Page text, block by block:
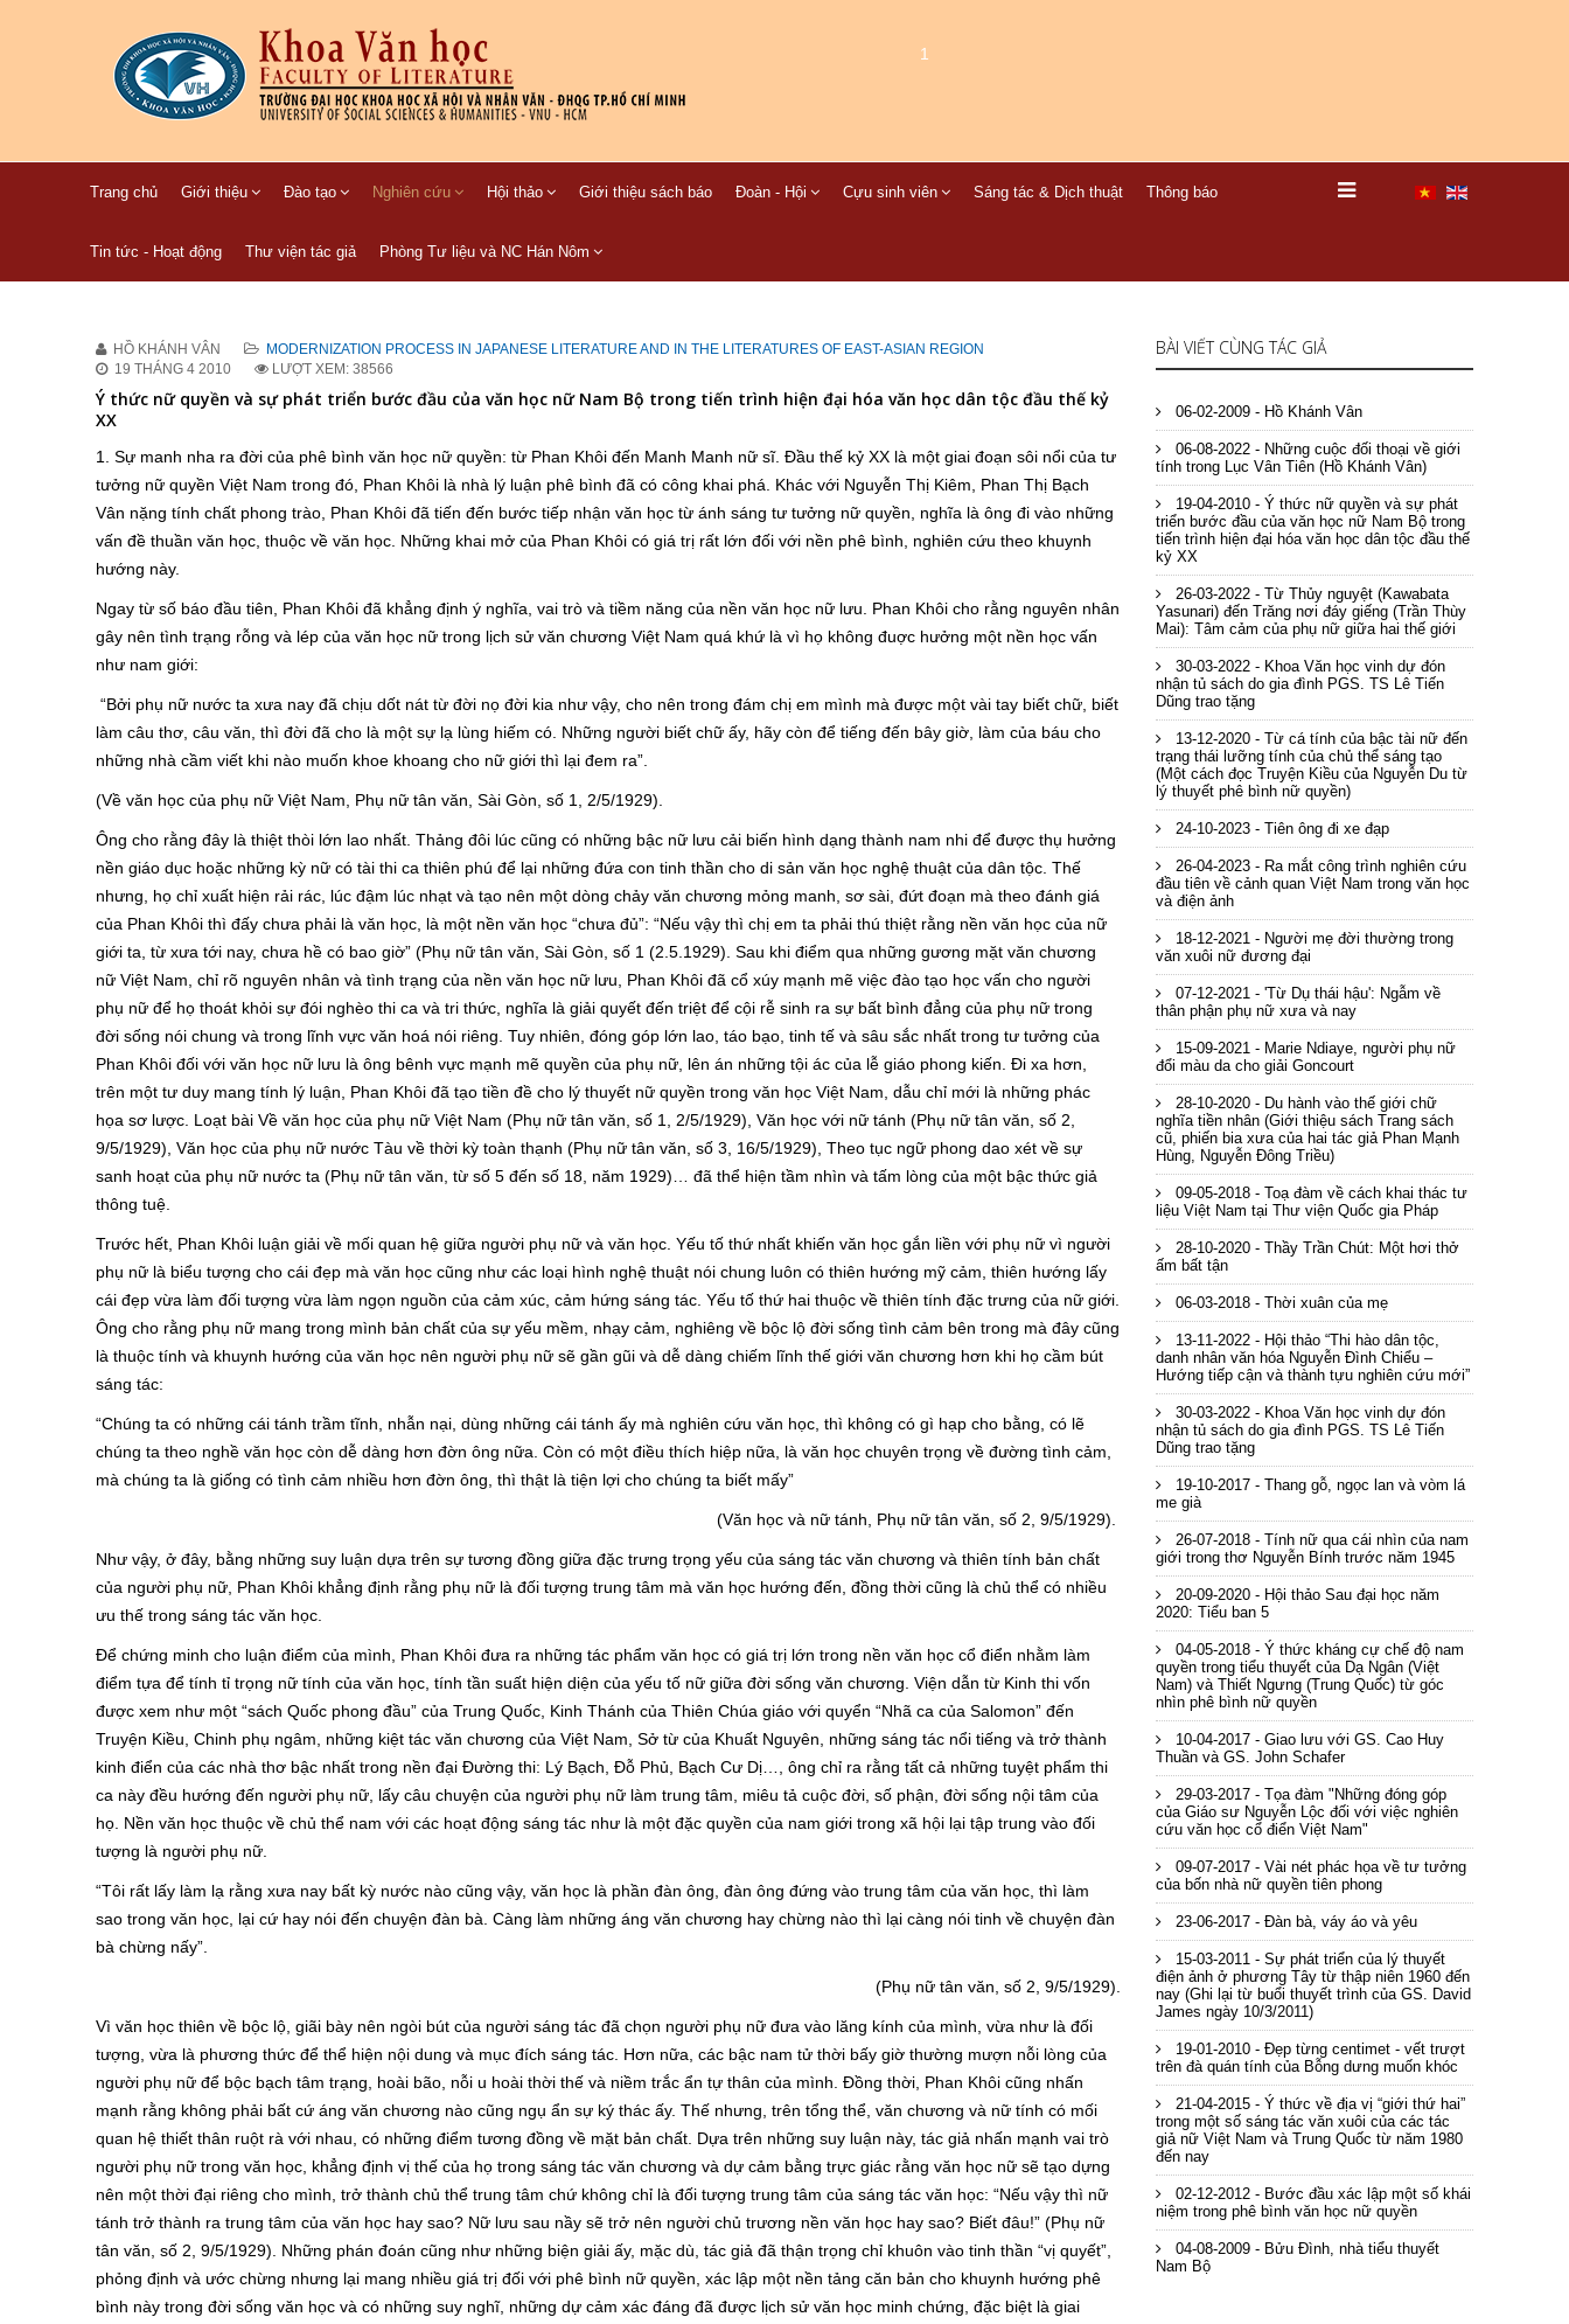
1
Trang chủ Giới thiệu Đào tạo Nghiên cứu Hội thảo Giới thiệu sách báo Đoàn - Hội Cựu sinh viên Sáng tác & Dịch thuật Thông báo
Tin tức - Hoạt động Thư viện tác giả Phòng Tư liệu và NC Hán Nôm
HỒ KHÁNH VÂN
MODERNIZATION PROCESS IN JAPANESE LITERATURE AND IN THE LITERATURES OF EAST-ASIAN REGION
19 THÁNG 4 2010
LƯỢT XEM: 38566
Ý thức nữ quyền và sự phát triển bước đầu của văn học nữ Nam Bộ trong tiến trình hiện đại hóa văn học dân tộc đầu thế kỷ
XX
1. Sự manh nha ra đời của phê bình văn học nữ quyền: từ Phan Khôi đến Manh Manh nữ sĩ. Đầu thế kỷ XX là một giai đoạn sôi nổi của tư
tưởng nữ quyền Việt Nam trong đó, Phan Khôi là nhà lý luận phê bình đã có công khai phá. Khác với Nguyễn Thị Kiêm, Phan Thị Bạch
Vân nặng tính chất phong trào, Phan Khôi đã tiến đến bước tiếp nhận văn học từ ánh sáng tư tưởng nữ quyền, nghĩa là ông đi vào những
vấn đề thuần văn học, thuộc về văn học. Những khai mở của Phan Khôi có giá trị rất lớn đối với nền phê bình, nghiên cứu theo khuynh
hướng này.
Ngay từ số báo đầu tiên, Phan Khôi đã khẳng định ý nghĩa, vai trò và tiềm năng của nền văn học nữ lưu. Phan Khôi cho rằng nguyên nhân
gây nên tình trạng rỗng và lép của văn học nữ trong lịch sử văn chương Việt Nam quá khứ là vì họ không đuợc hưởng một nền học vấn
như nam giới:
“Bởi phụ nữ nước ta xưa nay đã chịu dốt nát từ đời nọ đời kia như vậy, cho nên trong đám chị em mình mà được một vài tay biết chữ, biết
làm câu thơ, câu văn, thì đời đã cho là một sự lạ lùng hiếm có. Những người biết chữ ấy, hãy còn để tiếng đến bây giờ, làm của báu cho
những nhà cầm viết khi nào muốn khoe khoang cho nữ giới thì lại đem ra”.
(Về văn học của phụ nữ Việt Nam, Phụ nữ tân văn, Sài Gòn, số 1, 2/5/1929).
Ông cho rằng đây là thiệt thòi lớn lao nhất. Thảng đôi lúc cũng có những bậc nữ lưu cải biến hình dạng thành nam nhi để được thụ hưởng
nền giáo dục hoặc những kỳ nữ có tài thi ca thiên phú để lại những đứa con tinh thần cho di sản văn học nghệ thuật của dân tộc. Thế
nhưng, họ chỉ xuất hiện rải rác, lúc đậm lúc nhạt và tạo nên một dòng chảy văn chương mỏng manh, sơ sài, đứt đoạn mà theo đánh giá
của Phan Khôi thì đấy chưa phải là văn học, là một nền văn học “chưa đủ”: “Nếu vậy thì chị em ta phải thú thiệt rằng nền văn học của nữ
giới ta, từ xưa tới nay, chưa hề có bao giờ” (Phụ nữ tân văn, Sài Gòn, số 1 (2.5.1929). Sau khi điểm qua những gương mặt văn chương
nữ Việt Nam, chỉ rõ nguyên nhân và tình trạng của nền văn học nữ lưu, Phan Khôi đã cổ xúy mạnh mẽ việc đào tạo học vấn cho người
phụ nữ để họ thoát khỏi sự đói nghèo thi ca và tri thức, nghĩa là giải quyết đến triệt để cội rễ sinh ra sự bất bình đẳng của phụ nữ trong
đời sống nói chung và trong lĩnh vực văn hoá nói riêng. Tuy nhiên, đóng góp lớn lao, táo bạo, tinh tế và sâu sắc nhất trong tư tưởng của
Phan Khôi đối với văn học nữ lưu là ông bênh vực mạnh mẽ quyền của phụ nữ, lên án những tội ác của lễ giáo phong kiến. Đi xa hơn,
trên một tư duy mang tính lý luận, Phan Khôi đã tạo tiền đề cho lý thuyết nữ quyền trong văn học Việt Nam, dẫu chỉ mới là những phác
họa sơ lược. Loạt bài Về văn học của phụ nữ Việt Nam (Phụ nữ tân văn, số 1, 2/5/1929), Văn học với nữ tánh (Phụ nữ tân văn, số 2,
9/5/1929), Văn học của phụ nữ nước Tàu về thời kỳ toàn thạnh (Phụ nữ tân văn, số 3, 16/5/1929), Theo tục ngữ phong dao xét về sự
sanh hoạt của phụ nữ nước ta (Phụ nữ tân văn, từ số 5 đến số 18, năm 1929)… đã thể hiện tầm nhìn và tấm lòng của một bậc thức giả
thông tuệ.
Trước hết, Phan Khôi luận giải về mối quan hệ giữa người phụ nữ và văn học. Yếu tố thứ nhất khiến văn học gắn liền với phụ nữ vì người
phụ nữ là biểu tượng cho cái đẹp mà văn học cũng như các loại hình nghệ thuật nói chung luôn có thiên hướng mỹ cảm, thiên hướng lấy
cái đẹp vừa làm đối tượng vừa làm ngọn nguồn của cảm xúc, cảm hứng sáng tác. Yếu tố thứ hai thuộc về thiên tính đặc trưng của nữ giới.
Ông cho rằng phụ nữ mang trong mình bản chất của sự yếu mềm, nhạy cảm, nghiêng về bộc lộ đời sống tình cảm bên trong mà đây cũng
là thuộc tính và khuynh hướng của văn học nên người phụ nữ sẽ gần gũi và dễ dàng chiếm lĩnh thế giới văn chương hơn khi họ cầm bút
sáng tác:
“Chúng ta có những cái tánh trầm tĩnh, nhẫn nại, dùng những cái tánh ấy mà nghiên cứu văn học, thì không có gì hạp cho bằng, có lẽ
chúng ta theo nghề văn học còn dễ dàng hơn đờn ông nữa. Còn có một điều thích hiệp nữa, là văn học chuyên trọng về đường tình cảm,
mà chúng ta là giống có tình cảm nhiều hơn đờn ông, thì thật là tiện lợi cho chúng ta biết mấy”
(Văn học và nữ tánh, Phụ nữ tân văn, số 2, 9/5/1929).
Như vậy, ở đây, bằng những suy luận dựa trên sự tương đồng giữa đặc trưng trọng yếu của sáng tác văn chương và thiên tính bản chất
của người phụ nữ, Phan Khôi khẳng định rằng phụ nữ là đối tượng trung tâm mà văn học hướng đến, đồng thời cũng là chủ thể có nhiều
ưu thế trong sáng tác văn học.
Để chứng minh cho luận điểm của mình, Phan Khôi đưa ra những tác phẩm văn học có giá trị lớn trong nền văn học cổ điển nhằm làm
điểm tựa để tính tỉ trọng nữ tính của văn học, tính tần suất hiện diện của yếu tố nữ giữa đời sống văn chương. Viện dẫn từ Kinh thi vốn
được xem như một “sách Quốc phong đầu” của Trung Quốc, Kinh Thánh của Thiên Chúa giáo với quyển “Nhã ca của Salomon” đến
Truyện Kiều, Chinh phụ ngâm, những kiệt tác văn chương của Việt Nam, Sở từ của Khuất Nguyên, những sáng tác nổi tiếng và trở thành
kinh điển của các nhà thơ bậc nhất trong nền đại Đường thi: Lý Bạch, Đỗ Phủ, Bạch Cư Dị…, ông chỉ ra rằng tất cả những tuyệt phẩm thi
ca này đều hướng đến người phụ nữ, lấy câu chuyện của người phụ nữ làm trung tâm, miêu tả cuộc đời, số phận, đời sống nội tâm của
họ. Nền văn học thuộc về chủ thể nam với các hoạt động sáng tác như là một đặc quyền của nam giới trong xã hội lại tập trung vào đối
tượng là người phụ nữ.
“Tôi rất lấy làm lạ rằng xưa nay bất kỳ nước nào cũng vậy, văn học là phần đàn ông, đàn ông đứng vào trung tâm của văn học, thì làm
sao trong văn học, lại cứ hay nói đến chuyện đàn bà. Càng làm những áng văn chương hay chừng nào thì lại càng nói tinh về chuyện đàn
bà chừng nấy”.
(Phụ nữ tân văn, số 2, 9/5/1929).
Vì văn học thiên về bộc lộ, giãi bày nên ngòi bút của người sáng tác đã chọn người phụ nữ đưa vào lăng kính của mình, vừa như là đối
tượng, vừa là phương thức để thể hiện nội dung và mục đích sáng tác. Hơn nữa, các bậc nam tử thời bấy giờ thường mượn nỗi lòng của
người phụ nữ để bộc bạch tâm trạng, hoài bão, nỗi u hoài thời thế và niềm trắc ẩn tự thân của mình. Đồng thời, Phan Khôi cũng nhấn
mạnh rằng không phải bất cứ áng văn chương nào cũng ngụ ẩn sự ký thác ấy. Thế nhưng, trên tổng thể, văn chương và nữ tính có mối
quan hệ thiết thân ruột rà với nhau, có những điểm tương đồng về mặt bản chất. Dựa trên những suy luận này, tác giả nhấn mạnh vai trò
người phụ nữ trong văn học, khẳng định vị thế của họ trong sáng tác văn chương và dự cảm bằng trực giác rằng văn học nữ sẽ tạo dựng
nên một thời đại riêng cho mình, trở thành chủ thể trung tâm chứ không chỉ là đối tượng trung tâm của sáng tác văn học: “Nếu vậy thì nữ
tánh trở thành ra trung tâm của văn học hay sao? Nữ lưu sau nầy sẽ trở nên người chủ trương nền văn học hay sao? Biết đâu!” (Phụ nữ
tân văn, số 2, 9/5/1929). Những phán đoán cũng như những biện giải ấy, mặc dù, tác giả đã thận trọng chỉ khuôn vào tinh thần “vị quyết”,
phỏng định và ước chừng nhưng lại mang nhiều giá trị đối với phê bình nữ quyền, xác lập một nền tảng căn bản cho khuynh hướng phê
bình này trong đời sống văn học và có những suy nghĩ, những dự cảm xác đáng đã được lịch sử văn học minh chứng, đặc biệt là giai
BÀI VIẾT CÙNG TÁC GIẢ
06-02-2009 - Hồ Khánh Vân
06-08-2022 - Những cuộc đối thoại về giới
tính trong Lục Vân Tiên (Hồ Khánh Vân)
19-04-2010 - Ý thức nữ quyền và sự phát
triển bước đầu của văn học nữ Nam Bộ trong
tiến trình hiện đại hóa văn học dân tộc đầu thế
kỷ XX
26-03-2022 - Từ Thủy nguyệt (Kawabata
Yasunari) đến Trăng nơi đáy giếng (Trần Thùy
Mai): Tâm cảm của phụ nữ giữa hai thế giới
30-03-2022 - Khoa Văn học vinh dự đón
nhận tủ sách do gia đình PGS. TS Lê Tiến
Dũng trao tặng
13-12-2020 - Từ cá tính của bậc tài nữ đến
trạng thái lưỡng tính của chủ thể sáng tạo
(Một cách đọc Truyện Kiều của Nguyễn Du từ
lý thuyết phê bình nữ quyền)
24-10-2023 - Tiên ông đi xe đạp
26-04-2023 - Ra mắt công trình nghiên cứu
đầu tiên về cảnh quan Việt Nam trong văn học
và điện ảnh
18-12-2021 - Người mẹ đời thường trong
văn xuôi nữ đương đại
07-12-2021 - 'Từ Dụ thái hậu': Ngẫm về
thân phận phụ nữ xưa và nay
15-09-2021 - Marie Ndiaye, người phụ nữ
đổi màu da cho giải Goncourt
28-10-2020 - Du hành vào thế giới chữ
nghĩa tiền nhân (Giới thiệu sách Trang sách
cũ, phiến bia xưa của hai tác giả Phan Mạnh
Hùng, Nguyễn Đông Triều)
09-05-2018 - Toạ đàm về cách khai thác tư
liệu Việt Nam tại Thư viện Quốc gia Pháp
28-10-2020 - Thầy Trần Chút: Một hơi thở
ấm bất tận
06-03-2018 - Thời xuân của mẹ
13-11-2022 - Hội thảo “Thi hào dân tộc,
danh nhân văn hóa Nguyễn Đình Chiểu –
Hướng tiếp cận và thành tựu nghiên cứu mới”
30-03-2022 - Khoa Văn học vinh dự đón
nhận tủ sách do gia đình PGS. TS Lê Tiến
Dũng trao tặng
19-10-2017 - Thang gỗ, ngọc lan và vòm lá
me già
26-07-2018 - Tính nữ qua cái nhìn của nam
giới trong thơ Nguyễn Bính trước năm 1945
20-09-2020 - Hội thảo Sau đại học năm
2020: Tiểu ban 5
04-05-2018 - Ý thức kháng cự chế độ nam
quyền trong tiểu thuyết của Dạ Ngân (Việt
Nam) và Thiết Ngưng (Trung Quốc) từ góc
nhìn phê bình nữ quyền
10-04-2017 - Giao lưu với GS. Cao Huy
Thuần và GS. John Schafer
29-03-2017 - Tọa đàm "Những đóng góp
của Giáo sư Nguyễn Lộc đối với việc nghiên
cứu văn học cổ điển Việt Nam"
09-07-2017 - Vài nét phác họa về tư tưởng
của bốn nhà nữ quyền tiên phong
23-06-2017 - Đàn bà, váy áo và yêu
15-03-2011 - Sự phát triển của lý thuyết
điện ảnh ở phương Tây từ thập niên 1960 đến
nay (Ghi lại từ buổi thuyết trình của GS. David
James ngày 10/3/2011)
19-01-2010 - Đẹp từng centimet - vết trượt
trên đà quán tính của Bỗng dưng muốn khóc
21-04-2015 - Ý thức về địa vị “giới thứ hai”
trong một số sáng tác văn xuôi của các tác
giả nữ Việt Nam và Trung Quốc từ năm 1980
đến nay
02-12-2012 - Bước đầu xác lập một số khái
niệm trong phê bình văn học nữ quyền
04-08-2009 - Bửu Đình, nhà tiểu thuyết
Nam Bộ